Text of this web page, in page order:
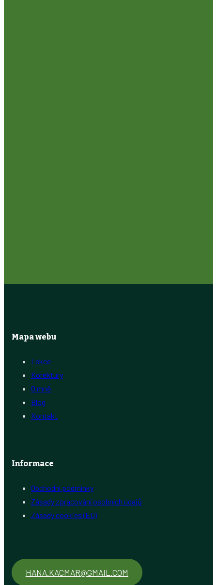
Mapa webu
Lekce
Korektury
O mně
Blog
Kontakt
Informace
Obchodní podmínky
Zásady zpracování osobních údajů
Zásady cookies (EU)
HANA.KACMAR@GMAIL.COM